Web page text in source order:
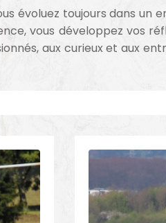
évoluez toujours dans un
vous développez vos
aux curieux et aux